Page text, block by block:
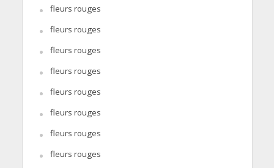
fleurs rouges
fleurs rouges
fleurs rouges
fleurs rouges
fleurs rouges
fleurs rouges
fleurs rouges
fleurs rouges